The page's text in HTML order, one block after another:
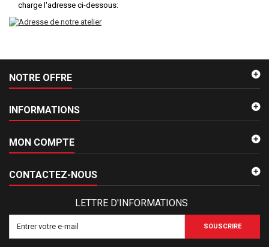
charge l'adresse ci-dessous:
NOTRE OFFRE
INFORMATIONS
MON COMPTE
CONTACTEZ-NOUS
LETTRE D'INFORMATIONS
SOUSCRIRE